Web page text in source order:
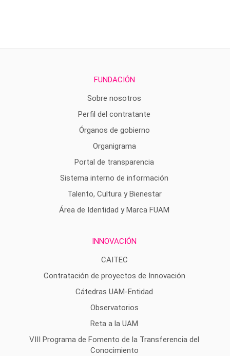
FUNDACIÓN
Sobre nosotros
Perfil del contratante
Órganos de gobierno
Organigrama
Portal de transparencia
Sistema interno de información
Talento, Cultura y Bienestar
Área de Identidad y Marca FUAM
INNOVACIÓN
CAITEC
Contratación de proyectos de Innovación
Cátedras UAM-Entidad
Observatorios
Reta a la UAM
VIII Programa de Fomento de la Transferencia del
Conocimiento